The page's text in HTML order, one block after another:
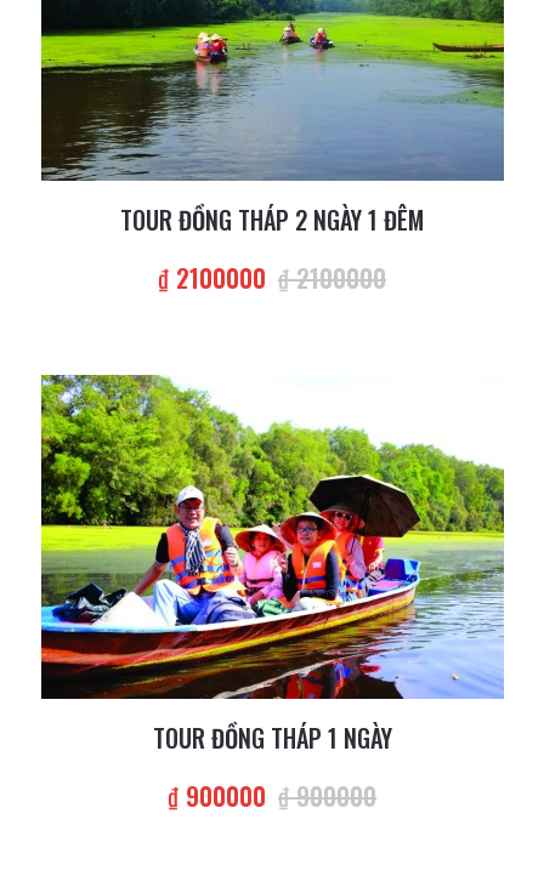
TOUR ĐỒNG THÁP 2 NGÀY 1 ĐÊM
₫ 2100000 ₫ 2100000
TOUR ĐỒNG THÁP 1 NGÀY
₫ 900000 ₫ 900000